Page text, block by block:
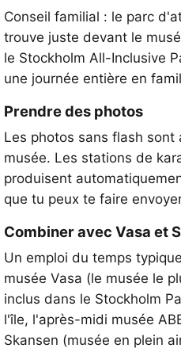
Conseil familial : le parc
trouve juste devant le
le Stockholm All-Inclusive
une journée entière en
Prendre des photos
Les photos sans flash
musée. Les stations de
produisent
que tu peux te faire
Combiner avec Vasa et
Un emploi du temps
musée Vasa (le musée le
inclus dans le Stockholm
l'île, l'après-midi musée
Skansen (musée en plein